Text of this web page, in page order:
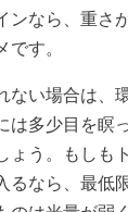
ンなら、重さ
す。
ない場合は、
は多少目を瞑
ょう。もしも
るなら、最低